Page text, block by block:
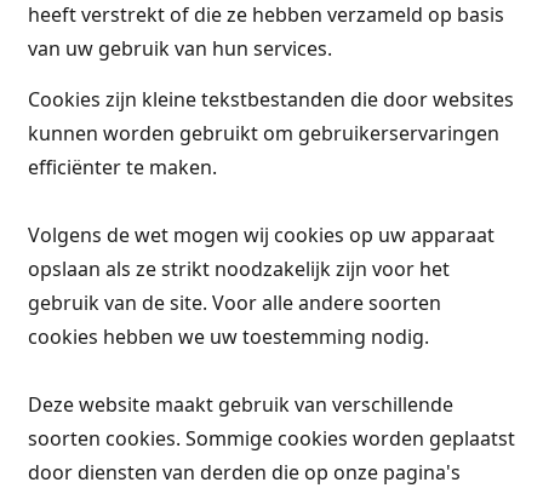
heeft verstrekt of die ze hebben verzameld op basis
van uw gebruik van hun services.
Cookies zijn kleine tekstbestanden die door websites
kunnen worden gebruikt om gebruikerservaringen
efficiënter te maken.
Volgens de wet mogen wij cookies op uw apparaat
opslaan als ze strikt noodzakelijk zijn voor het
gebruik van de site. Voor alle andere soorten
cookies hebben we uw toestemming nodig.
Deze website maakt gebruik van verschillende
soorten cookies. Sommige cookies worden geplaatst
door diensten van derden die op onze pagina's